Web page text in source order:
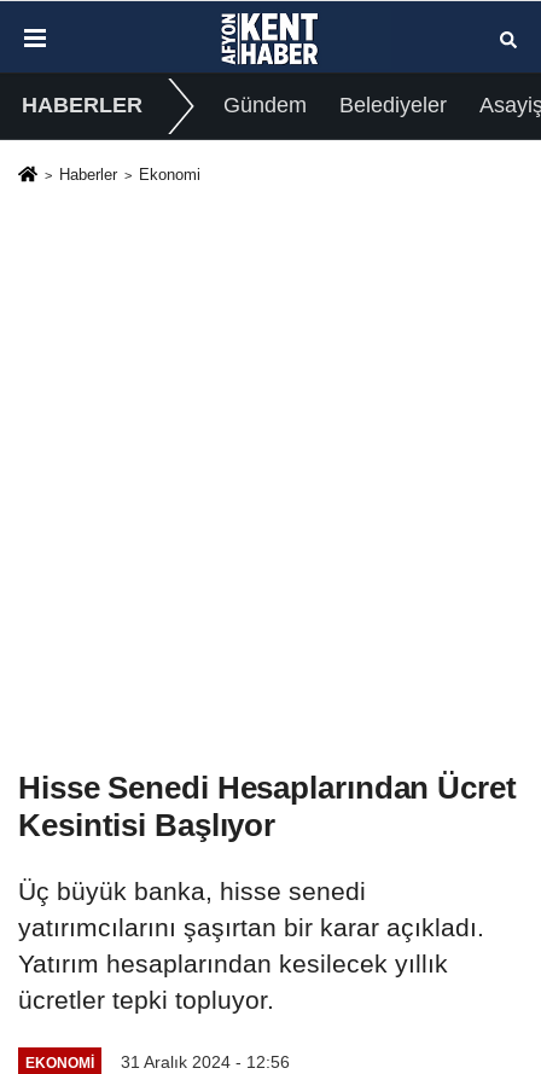
HABERLER Gündem Belediyeler
Haberler Ekonomi
Hisse Senedi Hesaplarından Ücret
Kesintisi Başlıyor
Üç büyük banka, hisse senedi
yatırımcılarını şaşırtan bir karar açıkladı.
Yatırım hesaplarından kesilecek yıllık
ücretler tepki topluyor.
EKONOMI 31 Aralık 2024 - 12:56